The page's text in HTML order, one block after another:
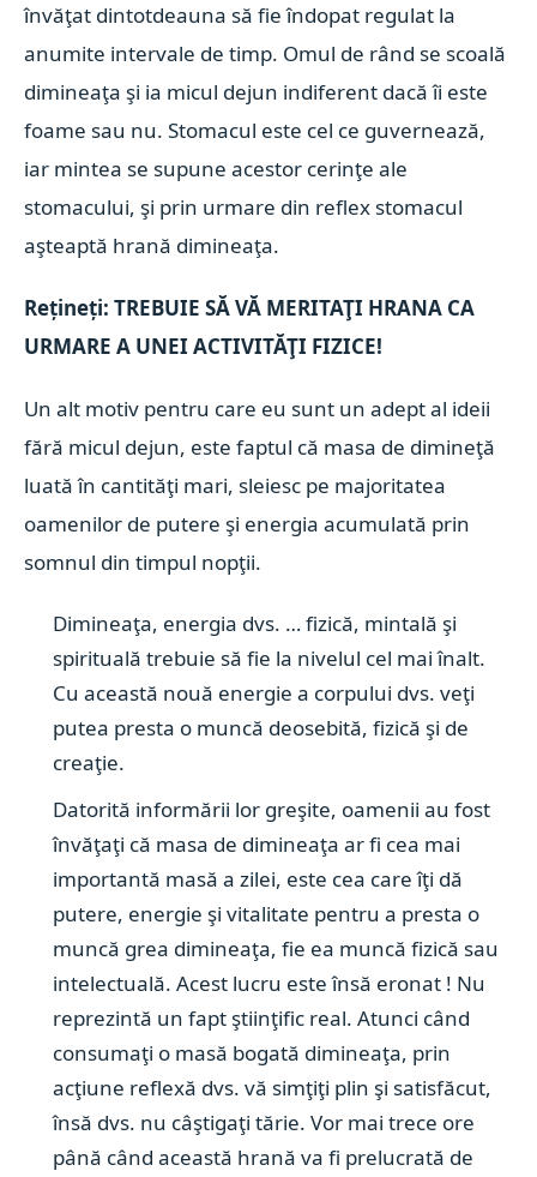
învăţat dintotdeauna să fie îndopat regulat la
anumite intervale de timp. Omul de rând se scoală
dimineaţa şi ia micul dejun indiferent dacă îi este
foame sau nu. Stomacul este cel ce guvernează,
iar mintea se supune acestor cerinţe ale
stomacului, şi prin urmare din reflex stomacul
aşteaptă hrană dimineaţa.
Rețineți: TREBUIE SĂ VĂ MERITAŢI HRANA CA
URMARE A UNEI ACTIVITĂŢI FIZICE!
Un alt motiv pentru care eu sunt un adept al ideii
fără micul dejun, este faptul că masa de dimineţă
luată în cantităţi mari, sleiesc pe majoritatea
oamenilor de putere şi energia acumulată prin
somnul din timpul nopţii.
Dimineaţa, energia dvs. … fizică, mintală şi
spirituală trebuie să fie la nivelul cel mai înalt.
Cu această nouă energie a corpului dvs. veţi
putea presta o muncă deosebită, fizică şi de
creaţie.
Datorită informării lor greşite, oamenii au fost
învăţaţi că masa de dimineaţa ar fi cea mai
importantă masă a zilei, este cea care îţi dă
putere, energie şi vitalitate pentru a presta o
muncă grea dimineaţa, fie ea muncă fizică sau
intelectuală. Acest lucru este însă eronat ! Nu
reprezintă un fapt ştiinţific real. Atunci când
consumaţi o masă bogată dimineaţa, prin
acţiune reflexă dvs. vă simţiţi plin şi satisfăcut,
însă dvs. nu câştigaţi tărie. Vor mai trece ore
până când această hrană va fi prelucrată de